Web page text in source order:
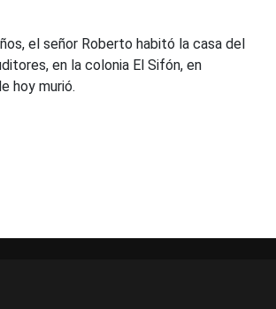
el señor Roberto habitó la casa del
en la colonia El Sifón, en
hoy murió.
entradas